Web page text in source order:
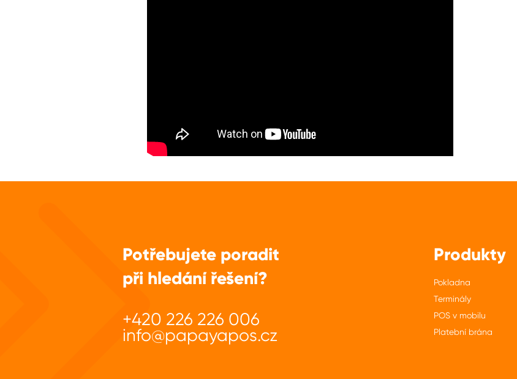
Potřebujete poradit
při hledání řešení?
+420 226 226 006
info@papayapos.cz
Produkty
Pokladna
Terminály
POS v mobilu
Platební brána